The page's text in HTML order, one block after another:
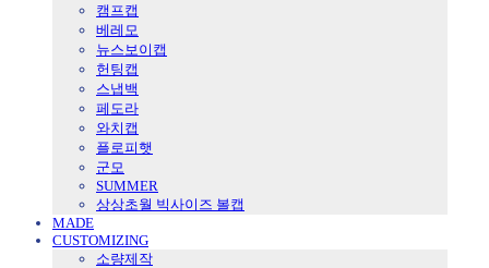
캠프캡
베레모
뉴스보이캡
헌팅캡
스냅백
페도라
와치캡
플로피햇
군모
SUMMER
상상초월 빅사이즈 볼캡
MADE
CUSTOMIZING
소량제작